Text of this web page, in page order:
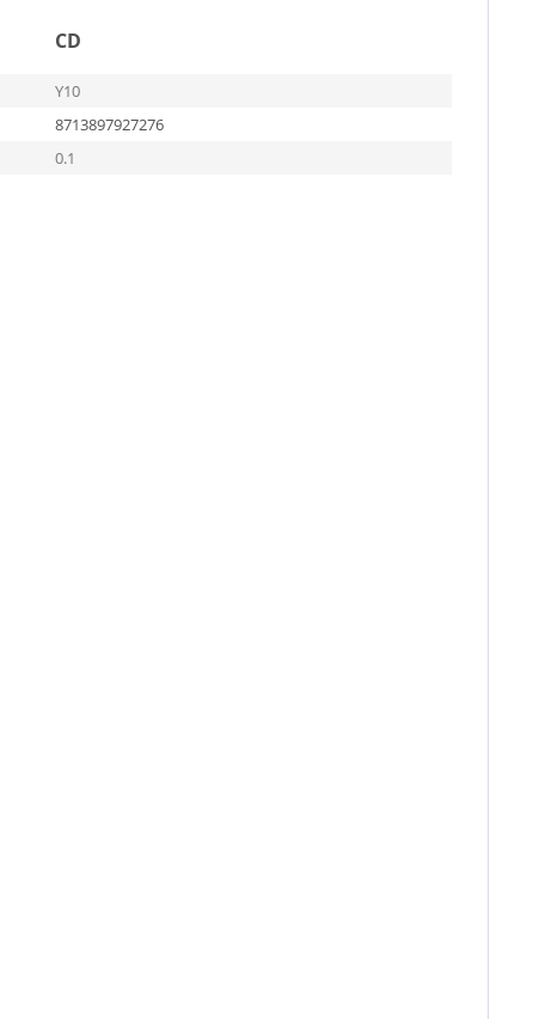
CD
Y10
8713897927276
0.1